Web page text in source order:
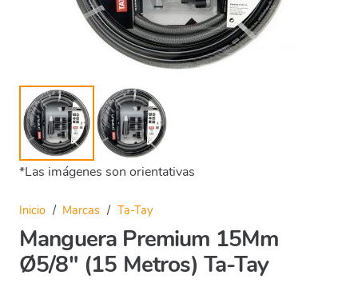
*Las imágenes son orientativas
Inicio / Marcas / Ta-Tay
Manguera Premium 15Mm
Ø5/8″ (15 Metros) Ta-Tay